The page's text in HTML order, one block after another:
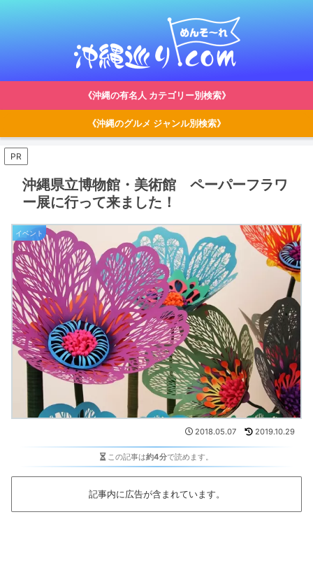
《沖縄の有名人 カテゴリー別検索》
《沖縄のグルメ ジャンル別検索》
PR
沖縄県立博物館・美術館 ペーパーフラワ
ー展に行って来ました！
イベント
2018.05.07 2019.10.29
この記事は約4分で読めます。
記事内に広告が含まれています。